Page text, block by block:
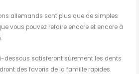
allemands sont plus que de simples
vous pouvez refaire encore et encore à
dessous satisferont sûrement les dents
des favoris de la famille rapides.